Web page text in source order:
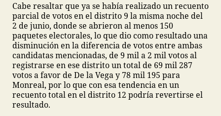
Cabe resaltar que ya se había realizado un recuento
parcial de votos en el distrito 9 la misma noche del
2 de junio, donde se abrieron al menos 150
paquetes electorales, lo que dio como resultado una
disminución en la diferencia de votos entre ambas
candidatas mencionadas, de 9 mil a 2 mil votos al
registrarse en ese distrito un total de 69 mil 287
votos a favor de De la Vega y 78 mil 195 para
Monreal, por lo que con esa tendencia en un
recuento total en el distrito 12 podría revertirse el
resultado.